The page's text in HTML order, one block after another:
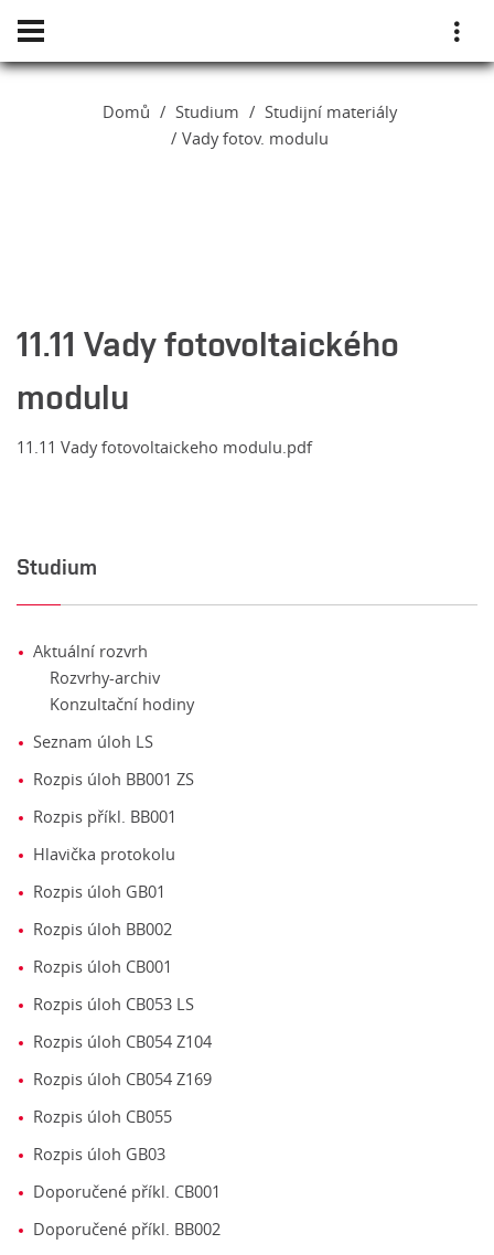
Domů Studium
Studijní materiály
Vady fotov. modulu
11.11 Vady fotovoltaického
modulu
11.11 Vady fotovoltaickeho modulu.pdf
Studium
Aktuální rozvrh
Rozvrhy-archiv
Konzultační hodiny
Seznam úloh LS
Rozpis úloh BB001 ZS
Rozpis příkl. BB001
Hlavička protokolu
Rozpis úloh GB01
Rozpis úloh BB002
Rozpis úloh CB001
Rozpis úloh CB053 LS
Rozpis úloh CB054 Z104
Rozpis úloh CB054 Z169
Rozpis úloh CB055
Rozpis úloh GB03
Doporučené příkl. CB001
Doporučené příkl. BB002